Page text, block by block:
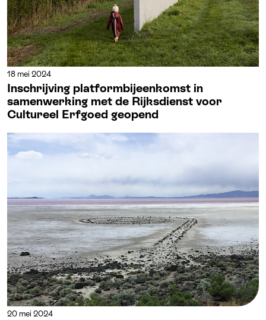
18 mei 2024
Inschrijving platformbijeenkomst in
samenwerking met de Rijksdienst voor
Cultureel Erfgoed geopend
20 mei 2024